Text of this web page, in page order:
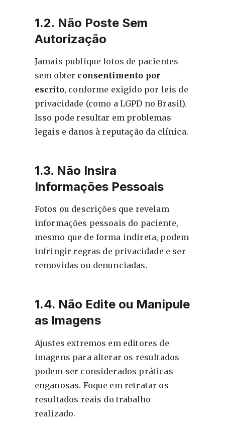
1.2. Não Poste Sem
Autorização
Jamais publique fotos de pacientes
sem obter consentimento por
escrito, conforme exigido por leis de
privacidade (como a LGPD no Brasil).
Isso pode resultar em problemas
legais e danos à reputação da clínica.
1.3. Não Insira
Informações Pessoais
Fotos ou descrições que revelam
informações pessoais do paciente,
mesmo que de forma indireta, podem
infringir regras de privacidade e ser
removidas ou denunciadas.
1.4. Não Edite ou Manipule
as Imagens
Ajustes extremos em editores de
imagens para alterar os resultados
podem ser considerados práticas
enganosas. Foque em retratar os
resultados reais do trabalho
realizado.